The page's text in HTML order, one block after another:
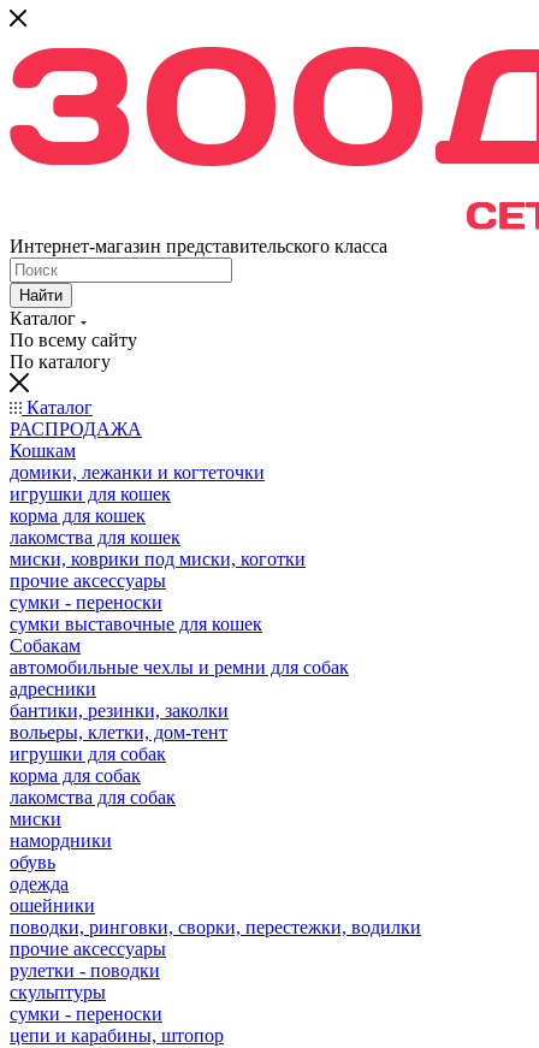
Интернет-магазин представительского класса
Найти
Каталог
По всему сайту
По каталогу
Каталог
РАСПРОДАЖА
Кошкам
домики, лежанки и когтеточки
игрушки для кошек
корма для кошек
лакомства для кошек
миски, коврики под миски, коготки
прочие аксессуары
сумки - переноски
сумки выставочные для кошек
Собакам
автомобильные чехлы и ремни для собак
адресники
бантики, резинки, заколки
вольеры, клетки, дом-тент
игрушки для собак
корма для собак
лакомства для собак
миски
намордники
обувь
одежда
ошейники
поводки, ринговки, сворки, перестежки, водилки
прочие аксессуары
рулетки - поводки
скульптуры
сумки - переноски
цепи и карабины, штопор